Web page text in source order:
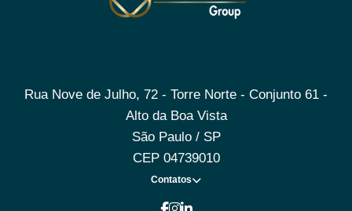
Rua Nove de Julho, 72 - Torre Norte - Conjunto 61 -
Alto da Boa Vista
São Paulo / SP
CEP 04739010
Contatos